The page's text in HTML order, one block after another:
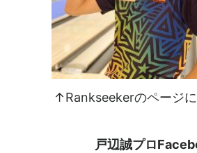
↑Rankseekerのページ
戸辺誠プロ